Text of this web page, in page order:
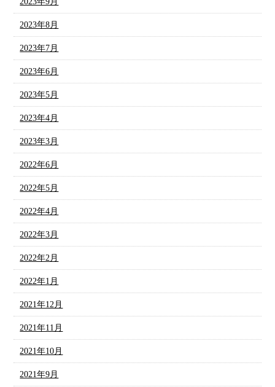
2023年8月
2023年7月
2023年6月
2023年5月
2023年4月
2023年3月
2022年6月
2022年5月
2022年4月
2022年3月
2022年2月
2022年1月
2021年12月
2021年11月
2021年10月
2021年9月